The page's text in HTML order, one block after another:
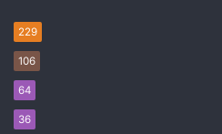
229
106
64
36